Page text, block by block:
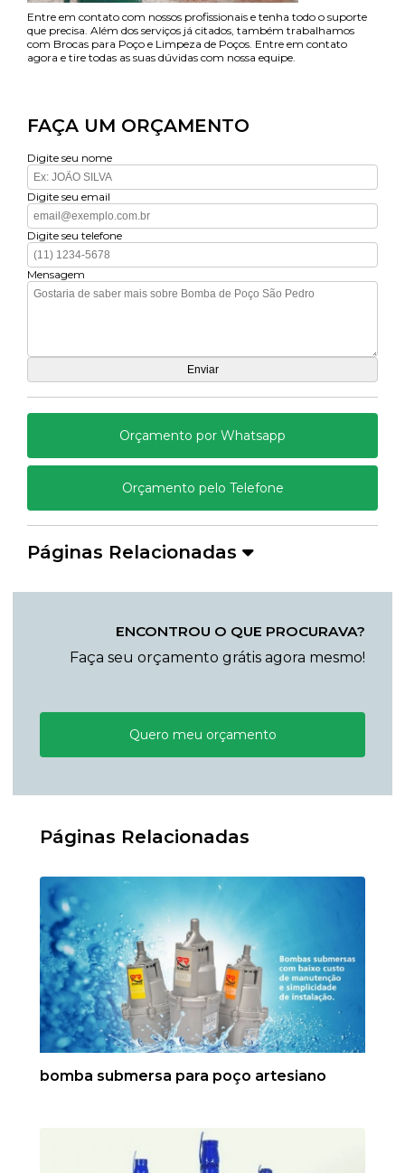
Entre em contato com nossos profissionais e tenha todo o suporte
que precisa. Além dos serviços já citados, também trabalhamos
com Brocas para Poço e Limpeza de Poços. Entre em contato
agora e tire todas as suas dúvidas com nossa equipe.
FAÇA UM ORÇAMENTO
Digite seu nome
Digite seu email
Digite seu telefone
Mensagem
Orçamento por Whatsapp
Orçamento pelo Telefone
Páginas Relacionadas
ENCONTROU O QUE PROCURAVA?
Faça seu orçamento grátis agora mesmo!
Quero meu orçamento
Páginas Relacionadas
bomba submersa para poço artesiano